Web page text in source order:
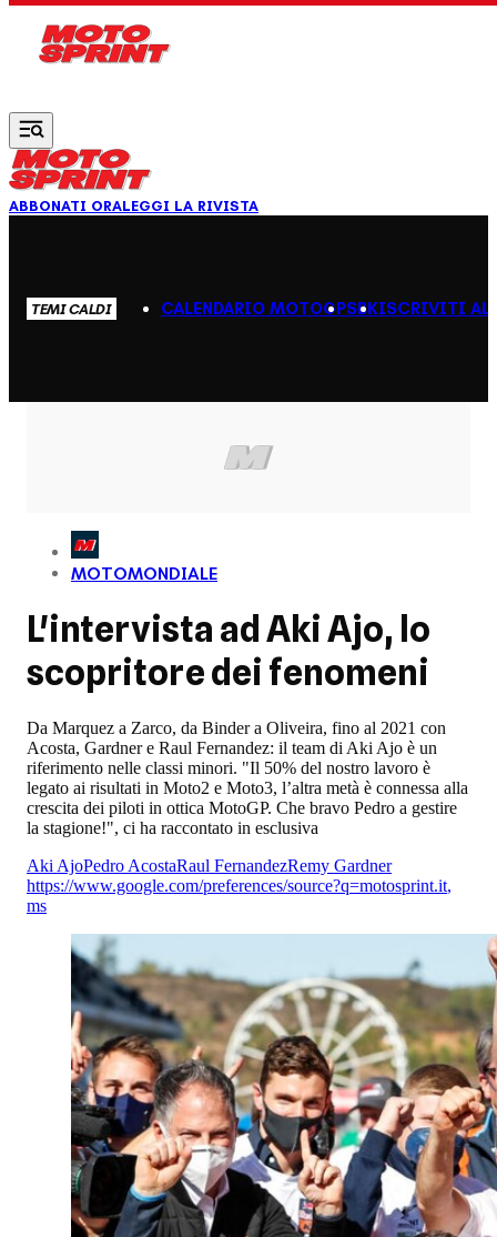
ABBONATI ORALEGGI LA RIVISTA
TEMI CALDI CALENDARIO MOTOGPSBKISCRIVITI AL
MOTOMONDIALE
L'intervista ad Aki Ajo, lo
scopritore dei fenomeni
Da Marquez a Zarco, da Binder a Oliveira, fino al 2021 con
Acosta, Gardner e Raul Fernandez: il team di Aki Ajo è un
riferimento nelle classi minori. "Il 50% del nostro lavoro è
legato ai risultati in Moto2 e Moto3, l’altra metà è connessa alla
crescita dei piloti in ottica MotoGP. Che bravo Pedro a gestire
la stagione!", ci ha raccontato in esclusiva
Aki AjoPedro AcostaRaul FernandezRemy Gardner
https://www.google.com/preferences/source?q=motosprint.it,
ms